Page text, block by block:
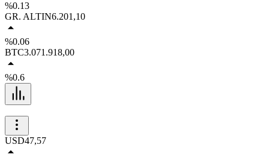
%0.13
GR. ALTIN6.201,10
%0.06
BTC3.071.918,00
%0.6
USD47,57